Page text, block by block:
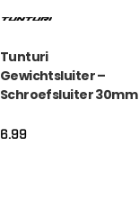
Tunturi
Gewichtsluiter –
Schroefsluiter 30mm
6.99